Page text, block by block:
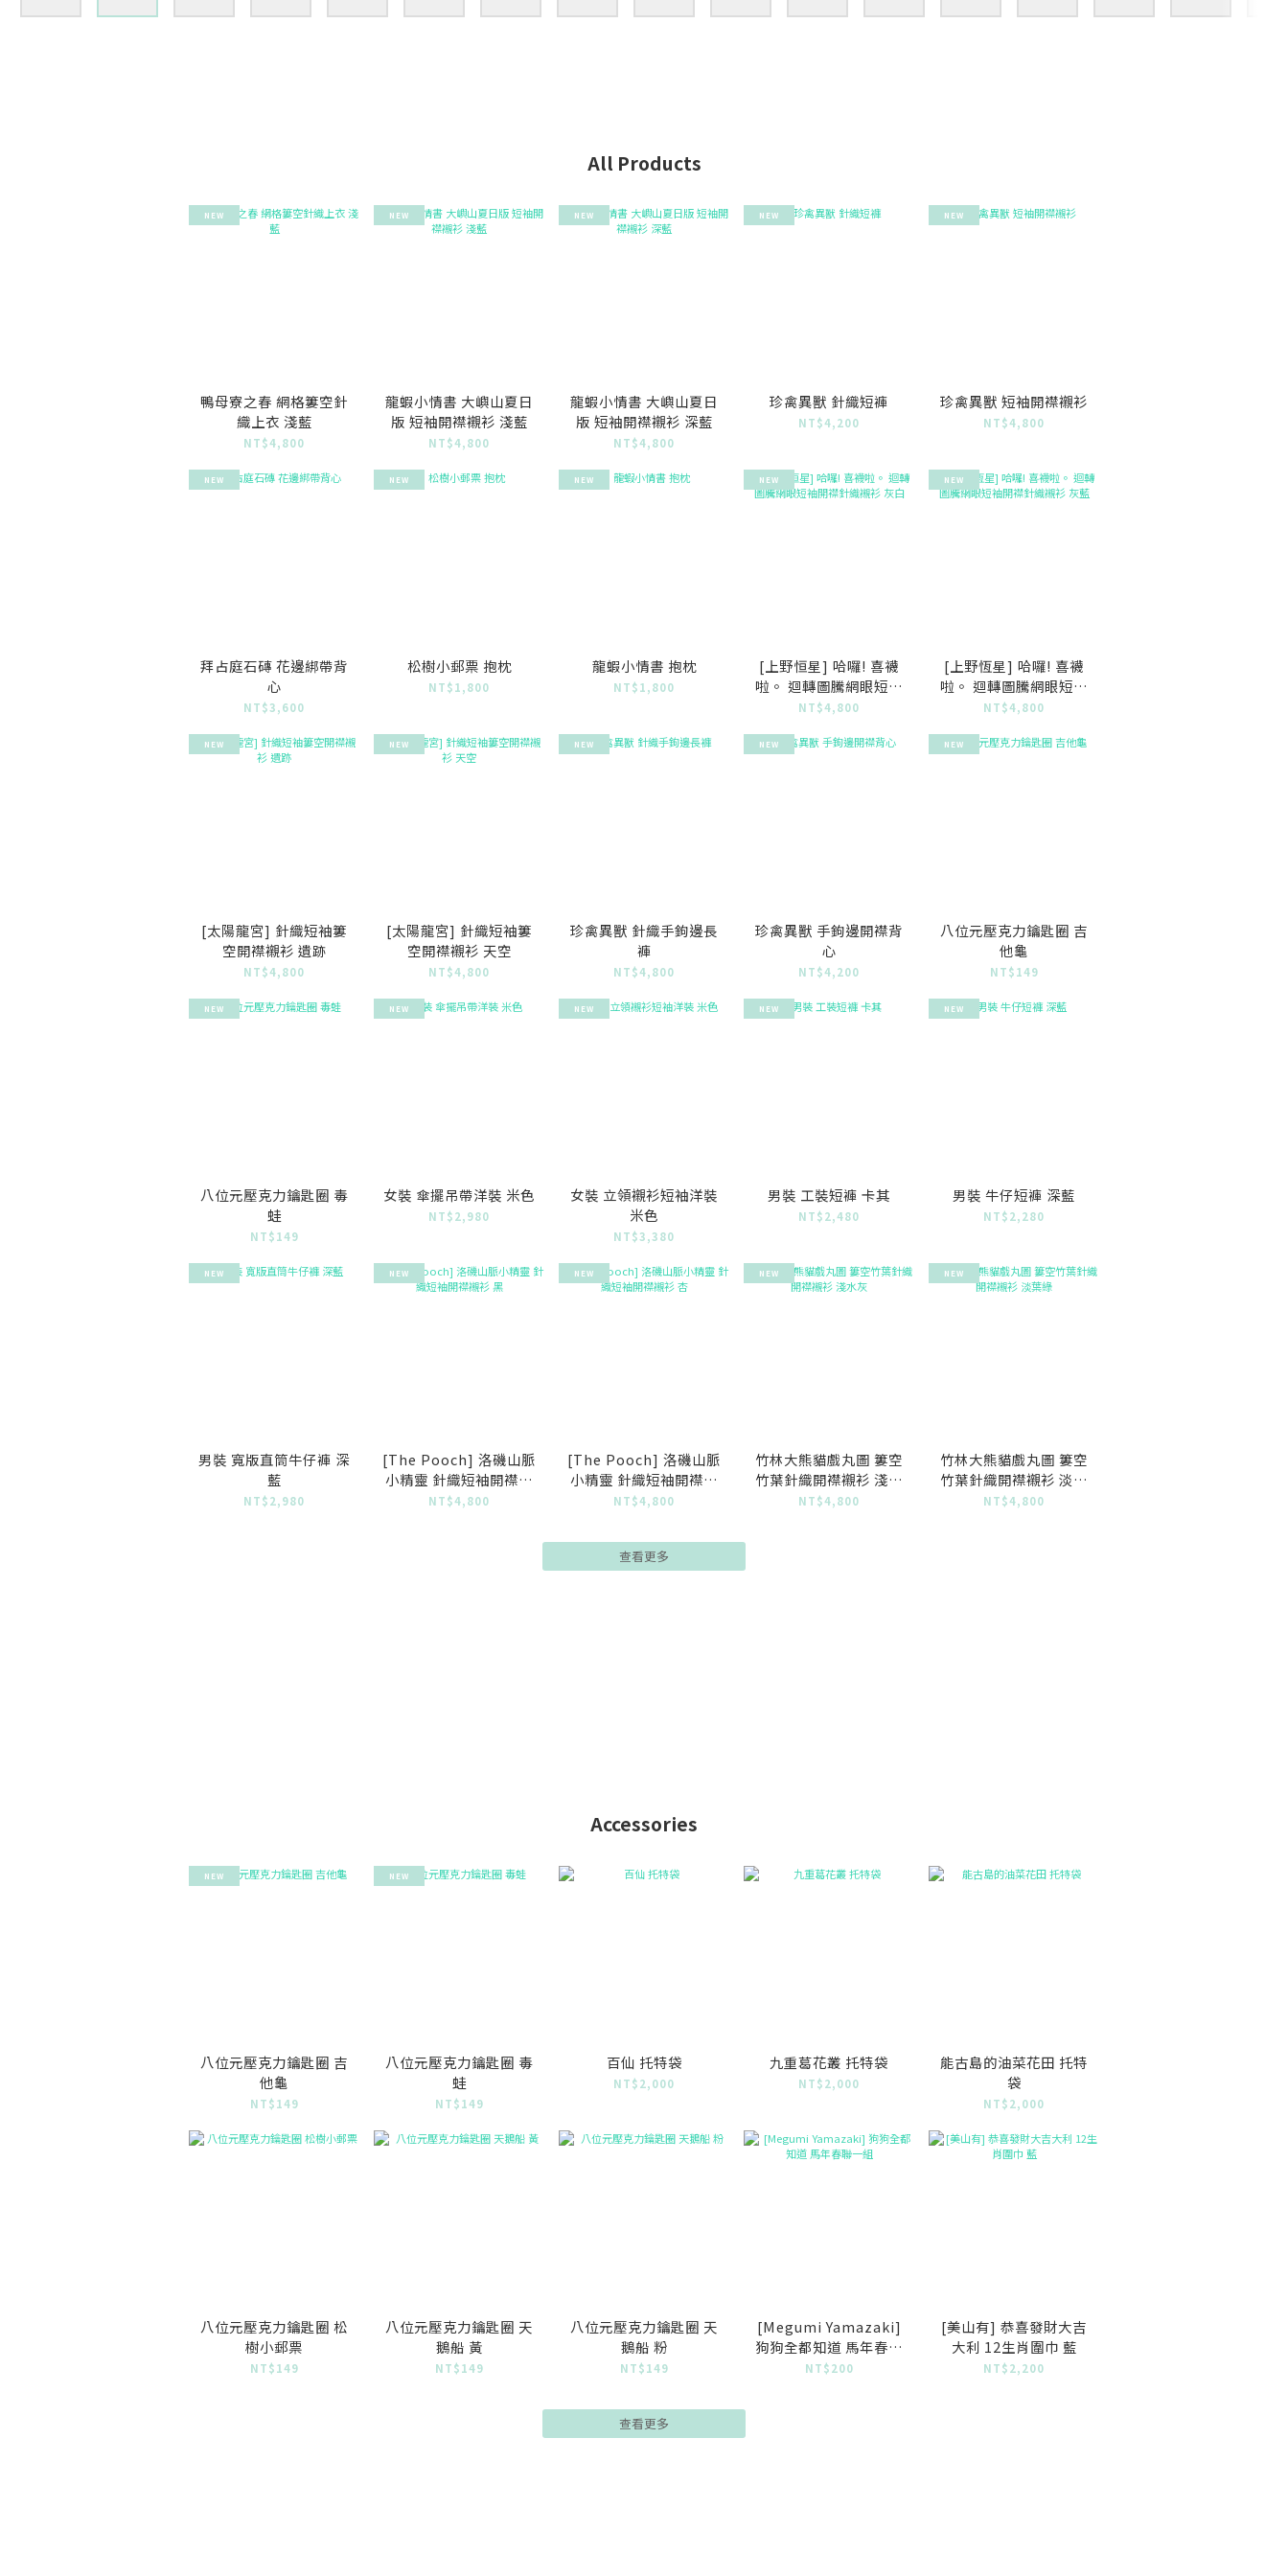
All Products
NEW
鴨母寮之春 網格簍空針
織上衣 淺藍
NT$4,800
NEW
龍蝦小情書 大嶼山夏日
版 短袖開襟襯衫 淺藍
NT$4,800
NEW
龍蝦小情書 大嶼山夏日
版 短袖開襟襯衫 深藍
NT$4,800
NEW
珍禽異獸 針織短褲
NT$4,200
NEW
珍禽異獸 短袖開襟襯衫
NT$4,800
NEW
拜占庭石磚 花邊綁帶背
心
NT$3,600
NEW
松樹小郵票 抱枕
NT$1,800
NEW
龍蝦小情書 抱枕
NT$1,800
NEW
[上野恒星] 哈囉! 喜襪
啦。 迴轉圖騰網眼短袖
開襟針織襯衫 灰白
NT$4,800
NEW
[上野恆星] 哈囉! 喜襪
啦。 迴轉圖騰網眼短袖
開襟針織襯衫 灰藍
NT$4,800
NEW
[太陽龍宮] 針織短袖簍
空開襟襯衫 遺跡
NT$4,800
NEW
[太陽龍宮] 針織短袖簍
空開襟襯衫 天空
NT$4,800
NEW
珍禽異獸 針織手鉤邊長
褲
NT$4,800
NEW
珍禽異獸 手鉤邊開襟背
心
NT$4,200
NEW
八位元壓克力鑰匙圈 吉
他龜
NT$149
NEW
八位元壓克力鑰匙圈 毒
蛙
NT$149
NEW
女裝 傘擺吊帶洋裝 米色
NT$2,980
NEW
女裝 立領襯衫短袖洋裝
米色
NT$3,380
NEW
男裝 工裝短褲 卡其
NT$2,480
NEW
男裝 牛仔短褲 深藍
NT$2,280
NEW
男裝 寬版直筒牛仔褲 深
藍
NT$2,980
NEW
[The Pooch] 洛磯山脈
小精靈 針織短袖開襟襯
衫 黑
NT$4,800
NEW
[The Pooch] 洛磯山脈
小精靈 針織短袖開襟襯
衫 杏
NT$4,800
NEW
竹林大熊貓戲丸圖 簍空
竹葉針織開襟襯衫 淺水
灰
NT$4,800
NEW
竹林大熊貓戲丸圖 簍空
竹葉針織開襟襯衫 淡葉
綠
NT$4,800
查看更多
Accessories
NEW
八位元壓克力鑰匙圈 吉
他龜
NT$149
NEW
八位元壓克力鑰匙圈 毒
蛙
NT$149
百仙 托特袋
NT$2,000
九重葛花叢 托特袋
NT$2,000
能古島的油菜花田 托特
袋
NT$2,000
八位元壓克力鑰匙圈 松
樹小郵票
NT$149
八位元壓克力鑰匙圈 天
鵝船 黃
NT$149
八位元壓克力鑰匙圈 天
鵝船 粉
NT$149
[Megumi Yamazaki]
狗狗全都知道 馬年春聯
一組
NT$200
[美山有] 恭喜發財大吉
大利 12生肖圍巾 藍
NT$2,200
查看更多